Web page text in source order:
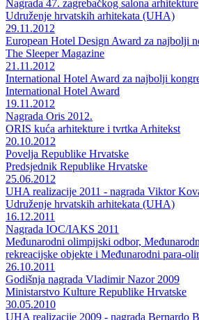
Nagrada 47. zagrebačkog salona arhitekture
Udruženje hrvatskih arhitekata (UHA)
29.11.2012
European Hotel Design Award za najbolji
The Sleeper Magazine
21.11.2012
International Hotel Award za najbolji
International Hotel Award
19.11.2012
Nagrada Oris 2012.
ORIS kuća arhitekture i tvrtka Arhitekst
20.10.2012
Povelja Republike Hrvatske
Predsjednik Republike Hrvatske
25.06.2012
UHA realizacije 2011 - nagrada Viktor
Udruženje hrvatskih arhitekata (UHA)
16.12.2011
Nagrada IOC/IAKS 2011
Međunarodni olimpijski odbor,
rekreacijske objekte i Međunarodni para-
26.10.2011
Godišnja nagrada Vladimir Nazor 2009
Ministarstvo Kulture Republike Hrvatske
30.05.2010
UHA realizacije 2009 - nagrada Bernardo